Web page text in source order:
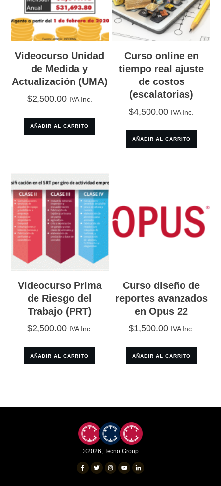
cantidad
Videocurso Unidad
de Medida y
Actualización (UMA)
$2,500.00 IVA Inc.
AÑADIR AL CARRITO
Curso online en
tiempo real ajuste
de costos
(escalatorias)
$4,500.00 IVA Inc.
AÑADIR AL CARRITO
Videocurso Prima
de Riesgo del
Trabajo (PRT)
$2,500.00 IVA Inc.
AÑADIR AL CARRITO
Curso diseño de
reportes avanzados
en Opus 22
$1,500.00 IVA Inc.
AÑADIR AL CARRITO
©2026, Tecno Group